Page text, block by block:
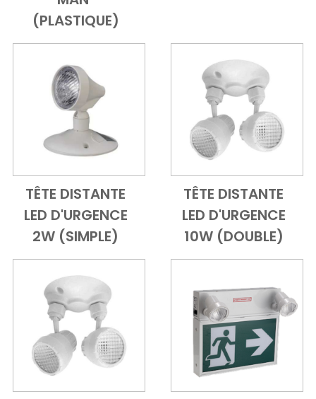
(PLASTIQUE)
Add to Cart
Vue d'ensemble
TÊTE DISTANTE
LED D'URGENCE
2W (SIMPLE)
Add to Cart
Vue
TÊTE DISTANTE
LED D'URGENCE
10W (DOUBLE)